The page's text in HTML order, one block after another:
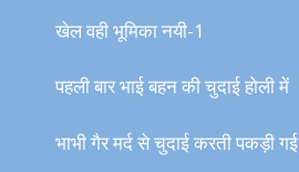
खेल वही भूमिका नयी-1
पहली बार भाई बहन की चुदाई होली में
भाभी गैर मर्द से चुदाई करती पकड़ी गई